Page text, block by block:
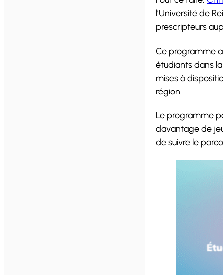
l’Université de
prescripteurs
Ce programme
étudiants dans
mises à
région.
Le programme
davantage de
de suivre le